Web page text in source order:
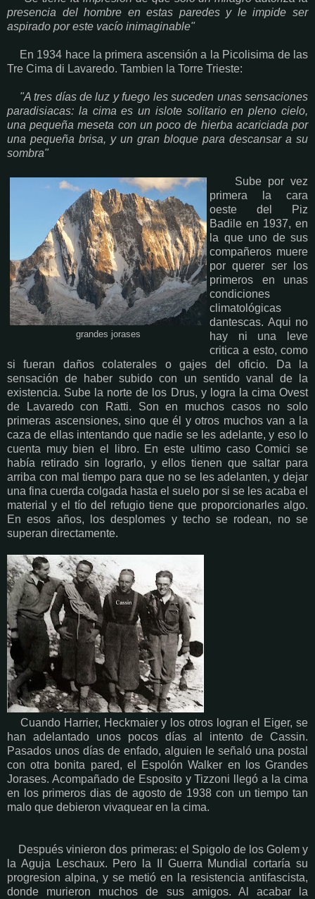
presencia del hombre en estas paredes y le impide ser
aspirado por este vacío inimaginable"
En 1934 hace la primera ascensión a la Picolisima de las
Tre Cima di Lavaredo. Tambien la Torre Trieste:
"A tres días de luz y fuego les suceden unas sensaciones
paradisiacas: la cima es un islote solitario en pleno cielo,
una pequeña meseta con un poco de hierba acariciada por
una pequeña brisa, y un gran bloque para descansar a su
sombra"
grandes jorases
Sube por vez
primera la cara
oeste del Piz
Badile en 1937, en
la que uno de sus
compañeros muere
por querer ser los
primeros en unas
condiciones
climatológicas
dantescas. Aqui no
hay ni una leve
critica a esto, como
si fueran daños colaterales o gajes del oficio. Da la
sensación de haber subido con un sentido vanal de la
existencia. Sube la norte de los Drus, y logra la cima Ovest
de Lavaredo con Ratti. Son en muchos casos no solo
primeras ascensiones, sino que él y otros muchos van a la
caza de ellas intentando que nadie se les adelante, y eso lo
cuenta muy bien el libro. En este ultimo caso Comici se
había retirado sin lograrlo, y ellos tienen que saltar para
arriba con mal tiempo para que no se les adelanten, y dejar
una fina cuerda colgada hasta el suelo por si se les acaba el
material y el tío del refugio tiene que proporcionarles algo.
En esos años, los desplomes y techo se rodean, no se
superan directamente.
Cuando Harrier, Heckmaier y los otros logran el Eiger, se
han adelantado unos pocos días al intento de Cassin.
Pasados unos días de enfado, alguien le señaló una postal
con otra bonita pared, el Espolón Walker en los Grandes
Jorases. Acompañado de Esposito y Tizzoni llegó a la cima
en los primeros dias de agosto de 1938 con un tiempo tan
malo que debieron vivaquear en la cima.
Después vinieron dos primeras: el Spigolo de los Golem y
la Aguja Leschaux. Pero la II Guerra Mundial cortaría su
progresion alpina, y se metió en la resistencia antifascista,
donde murieron muchos de sus amigos. Al acabar la